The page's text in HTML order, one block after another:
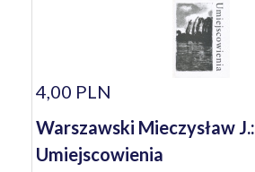
4,00 PLN
Warszawski Mieczysław J.:
Umiejscowienia